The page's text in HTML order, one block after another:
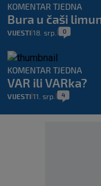
KOMENTAR TJEDNA
Bura u čaši
VIJESTI 18. srp. 0
KOMENTAR TJEDNA
VAR ili VARka?
VIJESTI 11. srp. 4